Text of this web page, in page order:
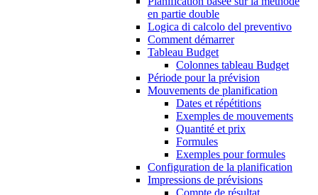
en partie double
Logica di calcolo del preventivo
Comment démarrer
Tableau Budget
Colonnes tableau Budget
Période pour la prévision
Mouvements de planification
Dates et répétitions
Exemples de mouvements
Quantité et prix
Formules
Exemples pour formules
Configuration de la planification
Impressions de prévisions
Compte de résultat